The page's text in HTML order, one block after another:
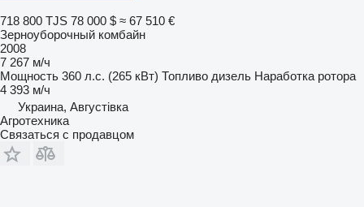
718 800 TJS 78 000 $ ≈ 67 510 €
Зерноуборочный комбайн
2008
7 267 м/ч
Мощность 360 л.с. (265 кВт) Топливо дизель Наработка ротора
4 393 м/ч
Украина, Августівка
Агротехника
Связаться с продавцом